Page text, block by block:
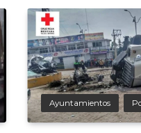
Ayuntamientos